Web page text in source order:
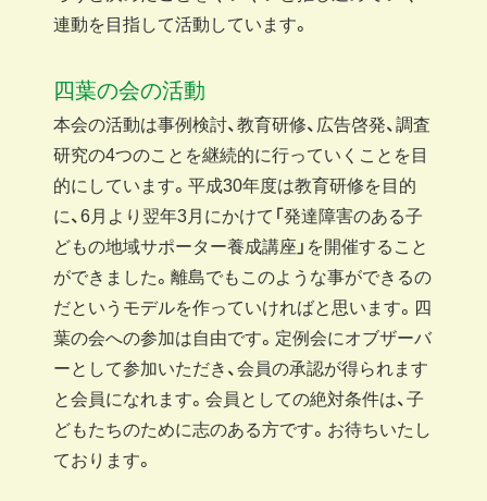
連動を目指して活動しています。
四葉の会の活動
本会の活動は事例検討、教育研修、広告啓発、調査
研究の4つのことを継続的に行っていくことを目
的にしています。平成30年度は教育研修を目的
に、6月より翌年3月にかけて「発達障害のある子
どもの地域サポーター養成講座」を開催すること
ができました。離島でもこのような事ができるの
だというモデルを作っていければと思います。四
葉の会への参加は自由です。定例会にオブザーバ
ーとして参加いただき、会員の承認が得られます
と会員になれます。会員としての絶対条件は、子
どもたちのために志のある方です。お待ちいたし
ております。